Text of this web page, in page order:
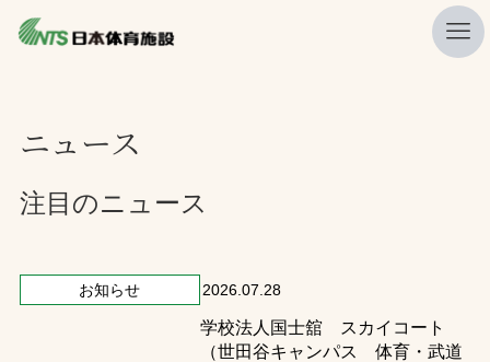
ニュース
プレスリリース
製品・サービス一覧
ニュース
注目のニュース
お知らせ 2026.07.28
学校法人国士舘 スカイコート
（世田谷キャンパス 体育・武道